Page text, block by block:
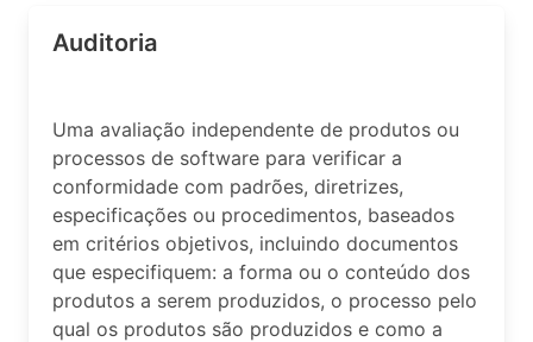
Auditoria
Uma avaliação independente de produtos ou
processos de software para verificar a
conformidade com padrões, diretrizes,
especificações ou procedimentos, baseados
em critérios objetivos, incluindo documentos
que especifiquem: a forma ou o conteúdo dos
produtos a serem produzidos, o processo pelo
qual os produtos são produzidos e como a